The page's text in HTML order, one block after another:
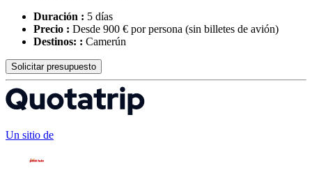
Duración : 5 días
Precio : Desde 900 € por persona (sin billetes de avión)
Destinos: : Camerún
Solicitar presupuesto
Un sitio de